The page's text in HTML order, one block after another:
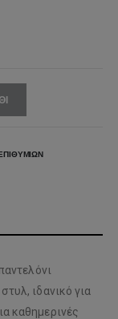
ιδανικό για
καθημερινές